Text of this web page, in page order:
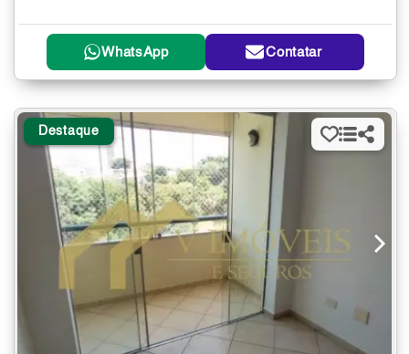
WhatsApp Contatar
Destaque